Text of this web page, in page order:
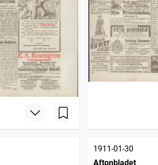
1911-01-30
Aftonbladet